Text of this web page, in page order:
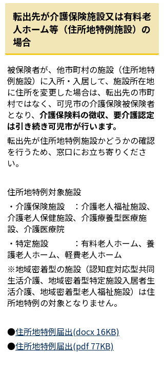
転出先が介護保険施設又は有料老
人ホーム等（住所地特例施設）の
場合
被保険者が、他市町村の施設（住所地特
例施設）に入所・入居して、施設所在地
に住所を変更した場合は、転出先の市町
村ではなく、可児市の介護保険被保険者
となり、 介護保険料の徴収、要介護認定
は引き続き可児市が行います。
転出先が住所地特例施設かどうかの確認
を行うため、窓口にお立ち寄りくださ
い。
住所地特例対象施設
・介護保険施設 ：介護老人福祉施設、
介護老人保健施設、介護療養型医療施
設、介護医療院
・特定施設 ：有料老人ホーム、養
護老人ホーム、軽費老人ホーム
※地域密着型の施設（認知症対応型共同
生活介護、地域密着型特定施設入居者生
活介護、地域密着型老人福祉施設）は住
所地特例の対象となりません。
●住所地特例届出(docx 16KB)
●住所地特例届出(pdf 77KB)